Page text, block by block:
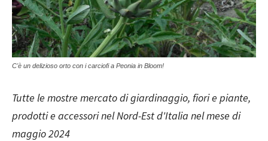
C'è un delizioso orto con i carciofi a Peonia in Bloom!
Tutte le mostre mercato di giardinaggio, fiori e piante,
prodotti e accessori nel Nord-Est d'Italia nel mese di
maggio 2024